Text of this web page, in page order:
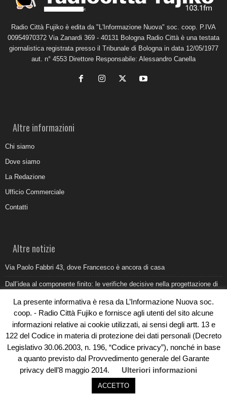
Radio Città Fujiko è edita da "L'Informazione Nuova" soc. coop. P.IVA
00954970372 Via Zanardi 369 - 40131 Bologna Radio Città è una testata
giornalistica registrata presso il Tribunale di Bologna in data 12/05/1977
aut. n° 4553 Direttore Responsabile: Alessandro Canella
Altre informazioni
Chi siamo
Dove siamo
La Redazione
Ufficio Commerciale
Contatti
Altre notizie
Via Paolo Fabbri 43, dove Francesco è ancora di casa
Dall’idea al componente finito: le verifiche decisive nella progettazione di
Belvedere Marittimo e il report ARPACAL 2026 sulla qualità del mare
Come organizzare e allestire una camera ardente per l’ultimo saluto
Umidità di risalita in casa, come riconoscere i segnali veri
© Copyright 2019 - Rivoluzioni Digitali
La presente informativa è resa da L’Informazione Nuova soc.
coop. - Radio Città Fujiko e fornisce agli utenti del sito alcune
informazioni relative ai cookie utilizzati, ai sensi degli artt. 13 e
122 del Codice in materia di protezione dei dati personali (Decreto
Legislativo 30.06.2003, n. 196, “Codice privacy”), nonché in base
a quanto previsto dal Provvedimento generale del Garante
privacy dell’8 maggio 2014.
Ulteriori informazioni
ACCETTO